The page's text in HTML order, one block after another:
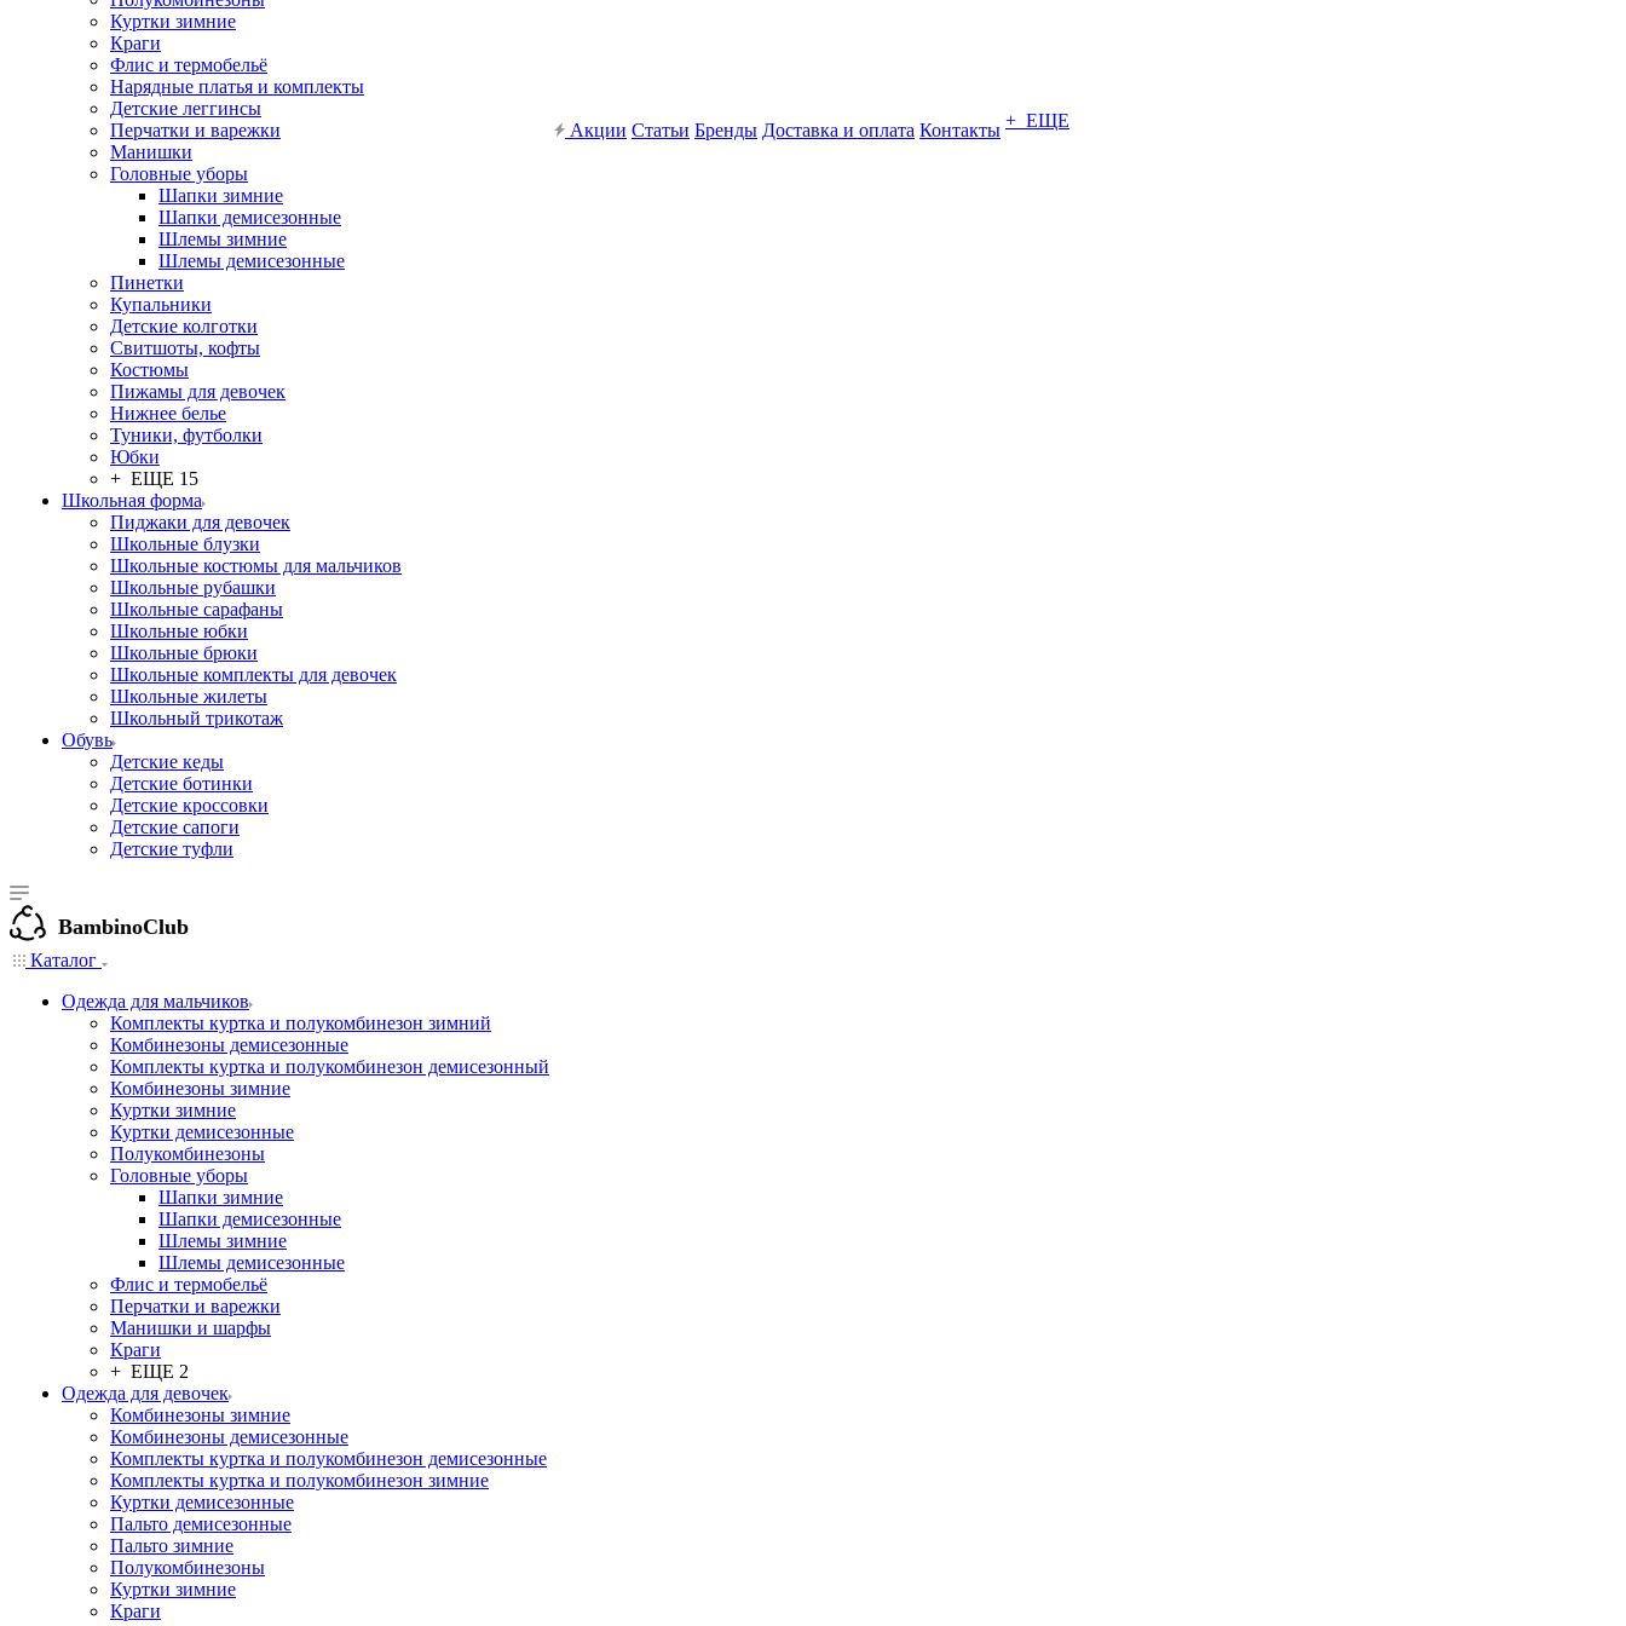
Куртки зимние
Краги
Флис и термобельё
Нарядные платья и комплекты
Детские леггинсы
Перчатки и варежки
Манишки
Головные уборы
Шапки зимние
Шапки демисезонные
Шлемы зимние
Шлемы демисезонные
Пинетки
Купальники
Детские колготки
Свитшоты, кофты
Костюмы
Пижамы для девочек
Нижнее белье
Туники, футболки
Юбки
+ ЕЩЕ 15
Школьная форма
Пиджаки для девочек
Школьные блузки
Школьные костюмы для мальчиков
Школьные рубашки
Школьные сарафаны
Школьные юбки
Школьные брюки
Школьные комплекты для девочек
Школьные жилеты
Школьный трикотаж
Обувь
Детские кеды
Детские ботинки
Детские кроссовки
Детские сапоги
Детские туфли
Акции Статьи Бренды Доставка и оплата Контакты + ЕЩЕ
BambinoClub
Каталог
Одежда для мальчиков
Комплекты куртка и полукомбинезон зимний
Комбинезоны демисезонные
Комплекты куртка и полукомбинезон демисезонный
Комбинезоны зимние
Куртки зимние
Куртки демисезонные
Полукомбинезоны
Головные уборы
Шапки зимние
Шапки демисезонные
Шлемы зимние
Шлемы демисезонные
Флис и термобельё
Перчатки и варежки
Манишки и шарфы
Краги
+ ЕЩЕ 2
Одежда для девочек
Комбинезоны зимние
Комбинезоны демисезонные
Комплекты куртка и полукомбинезон демисезонные
Комплекты куртка и полукомбинезон зимние
Куртки демисезонные
Пальто демисезонные
Пальто зимние
Полукомбинезоны
Куртки зимние
Краги